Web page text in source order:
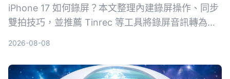
iPhone 17 如何錄屏？本文整理內建錄屏操作、同步
雙拍技巧，並推薦 Tinrec 等工具將錄屏音訊轉為文
2026-08-08